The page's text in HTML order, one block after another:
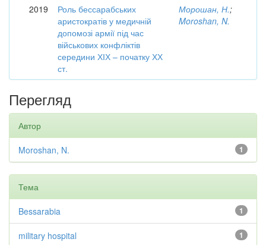
2019
Роль бессарабських
аристократів у медичній
допомозі армії під час
військових конфліктів
середини ХІХ – початку ХХ
ст.
Морошан, Н.;
Moroshan, N.
Перегляд
Автор
1
Moroshan, N.
Тема
1
Bessarabia
1
military hospital